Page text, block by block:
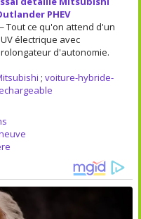
PHEV
Tout ce qu'on attend d'un
électrique avec
d'autonomie.
; voiture-hybride-